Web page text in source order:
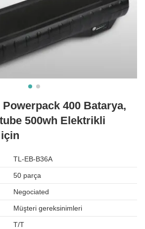
400 Batarya,
500wh Elektrikli
TL-EB-B36A
50 parça
Negociated
Müşteri gereksinimleri
T/T